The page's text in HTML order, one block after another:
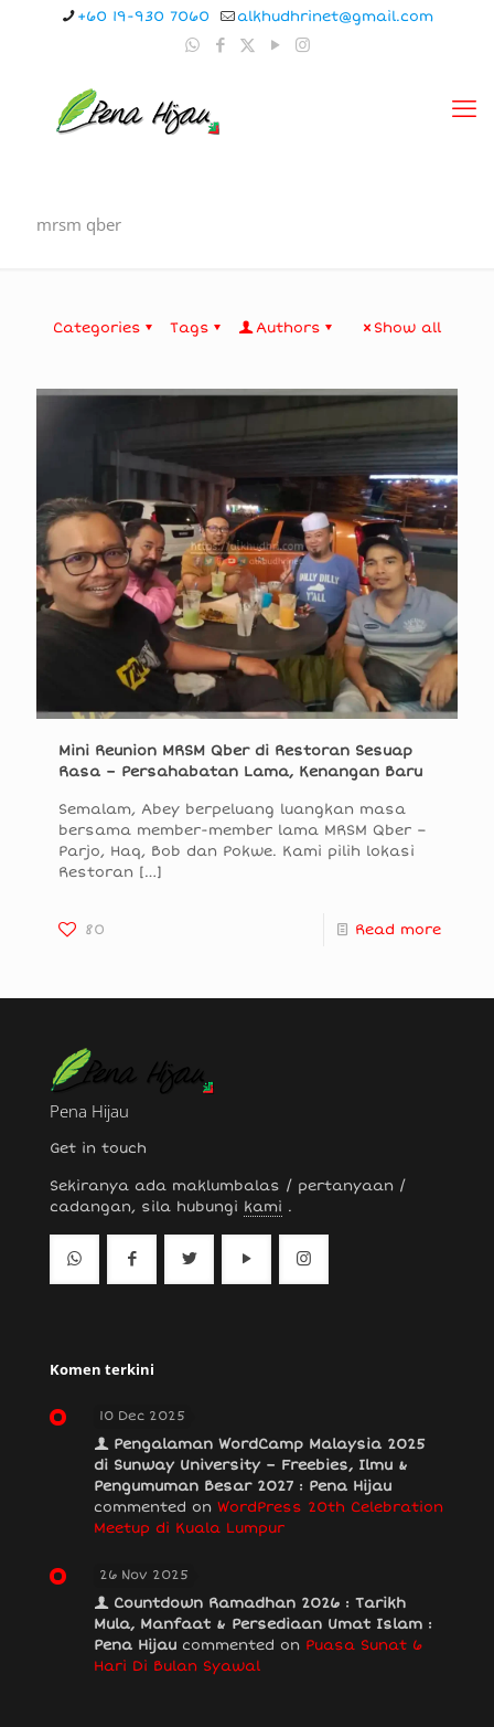
+60 19-930 7060 alkhudhrinet@gmail.com
mrsm qber
Categories Tags Authors Show all
Mini Reunion MRSM Qber di Restoran Sesuap
Rasa – Persahabatan Lama, Kenangan Baru
Semalam, Abey berpeluang luangkan masa
bersama member-member lama MRSM Qber –
Parjo, Haq, Bob dan Pokwe. Kami pilih lokasi
Restoran […]
80 Read more
Pena Hijau
Get in touch
Sekiranya ada maklumbalas / pertanyaan /
cadangan, sila hubungi kami .
Komen terkini
10 Dec 2025
Pengalaman WordCamp Malaysia 2025
di Sunway University – Freebies, Ilmu &
Pengumuman Besar 2027 : Pena Hijau
commented on WordPress 20th Celebration
Meetup di Kuala Lumpur
26 Nov 2025
Countdown Ramadhan 2026 : Tarikh
Mula, Manfaat & Persediaan Umat Islam :
Pena Hijau commented on Puasa Sunat 6
Hari Di Bulan Syawal